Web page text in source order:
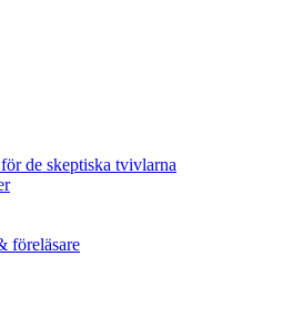
de skeptiska tvivlarna
föreläsare